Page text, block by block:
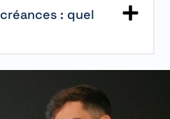
: quel